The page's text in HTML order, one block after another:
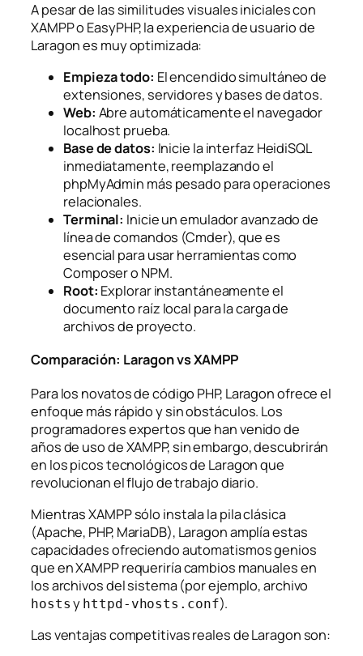
A pesar de las similitudes visuales iniciales con
XAMPP o EasyPHP, la experiencia de usuario de
Laragon es muy optimizada:
Empieza todo: El encendido simultáneo de
extensiones, servidores y bases de datos.
Web: Abre automáticamente el navegador
localhost prueba.
Base de datos: Inicie la interfaz HeidiSQL
inmediatamente, reemplazando el
phpMyAdmin más pesado para operaciones
relacionales.
Terminal: Inicie un emulador avanzado de
línea de comandos (Cmder), que es
esencial para usar herramientas como
Composer o NPM.
Root: Explorar instantáneamente el
documento raíz local para la carga de
archivos de proyecto.
Comparación: Laragon vs XAMPP
Para los novatos de código PHP, Laragon ofrece el
enfoque más rápido y sin obstáculos. Los
programadores expertos que han venido de
años de uso de XAMPP, sin embargo, descubrirán
en los picos tecnológicos de Laragon que
revolucionan el flujo de trabajo diario.
Mientras XAMPP sólo instala la pila clásica
(Apache, PHP, MariaDB), Laragon amplía estas
capacidades ofreciendo automatismos genios
que en XAMPP requeriría cambios manuales en
los archivos del sistema (por ejemplo, archivo
hosts y httpd-vhosts.conf).
Las ventajas competitivas reales de Laragon son: